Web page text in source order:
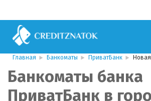
Главная Банкоматы ПриватБанк
Банкоматы банка
ПриватБанк в